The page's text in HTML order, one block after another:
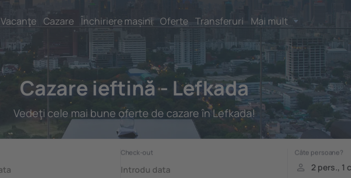
Vacanţe Cazare Închiriere mașini Oferte Transferuri Mai mult
Cazare ieftină - Lefkada
Vedeţi cele mai bune oferte de cazare în Lefkada!